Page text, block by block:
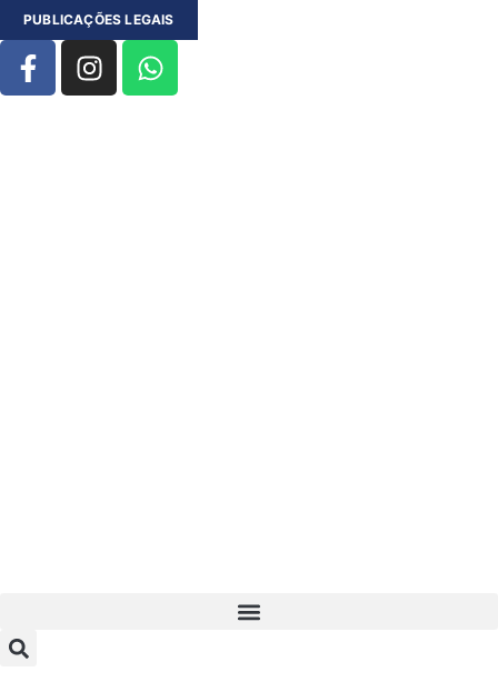
PUBLICAÇÕES LEGAIS